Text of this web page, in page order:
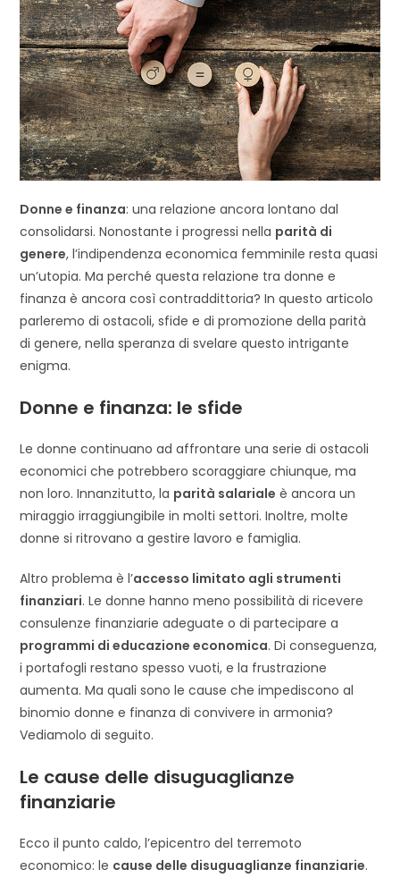
tab
Donne e finanza: una relazione ancora lontano dal
consolidarsi. Nonostante i progressi nella parità di
genere, l’indipendenza economica femminile resta quasi
un’utopia. Ma perché questa relazione tra donne e
finanza è ancora così contraddittoria? In questo articolo
parleremo di ostacoli, sfide e di promozione della parità
di genere, nella speranza di svelare questo intrigante
enigma.
Donne e finanza: le sfide
Le donne continuano ad affrontare una serie di ostacoli
economici che potrebbero scoraggiare chiunque, ma
non loro. Innanzitutto, la parità salariale è ancora un
miraggio irraggiungibile in molti settori. Inoltre, molte
donne si ritrovano a gestire lavoro e famiglia.
Altro problema è l’accesso limitato agli strumenti
finanziari. Le donne hanno meno possibilità di ricevere
consulenze finanziarie adeguate o di partecipare a
programmi di educazione economica. Di conseguenza,
i portafogli restano spesso vuoti, e la frustrazione
aumenta. Ma quali sono le cause che impediscono al
binomio donne e finanza di convivere in armonia?
Vediamolo di seguito.
Le cause delle disuguaglianze
finanziarie
Ecco il punto caldo, l’epicentro del terremoto
economico: le cause delle disuguaglianze finanziarie.